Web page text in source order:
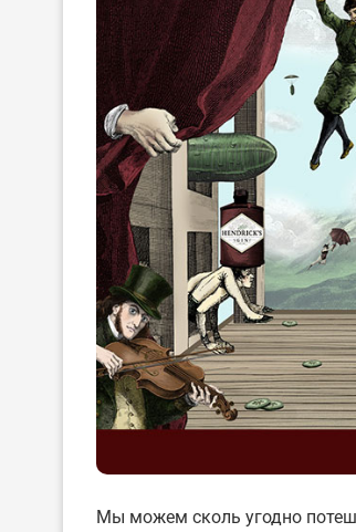
Мы можем сколь угодно